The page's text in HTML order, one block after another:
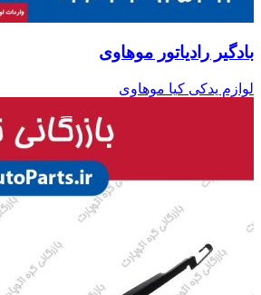
بادگیر رادیاتور موهاوی
لوازم یدکی کیا موهاوی